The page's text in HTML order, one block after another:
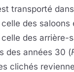
transporté
des saloons
des arrière-
des années 30 (
clichés